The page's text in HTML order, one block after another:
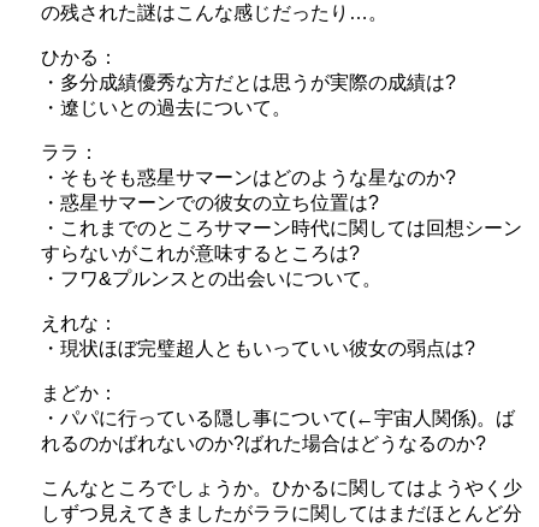
の残された謎はこんな感じだったり…。
ひかる：
・多分成績優秀な方だとは思うが実際の成績は?
・遼じいとの過去について。
ララ：
・そもそも惑星サマーンはどのような星なのか?
・惑星サマーンでの彼女の立ち位置は?
・これまでのところサマーン時代に関しては回想シーン
すらないがこれが意味するところは?
・フワ&プルンスとの出会いについて。
えれな：
・現状ほぼ完璧超人ともいっていい彼女の弱点は?
まどか：
・パパに行っている隠し事について(←宇宙人関係)。ば
れるのかばれないのか?ばれた場合はどうなるのか?
こんなところでしょうか。ひかるに関してはようやく少
しずつ見えてきましたがララに関してはまだほとんど分